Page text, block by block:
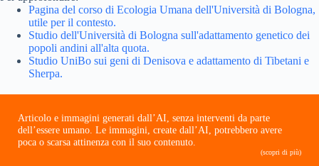
Pagina del corso di Ecologia Umana dell'Università di Bologna,
utile per il contesto.
Studio dell'Università di Bologna sull'adattamento genetico dei
popoli andini all'alta quota.
Studio UniBo sui geni di Denisova e adattamento di Tibetani e
Sherpa.
Articolo e immagini generati dall’AI, senza interventi da parte
dell’essere umano. Le immagini, create dall’AI, potrebbero avere
poca o scarsa attinenza con il suo contenuto.
(scopri di più)